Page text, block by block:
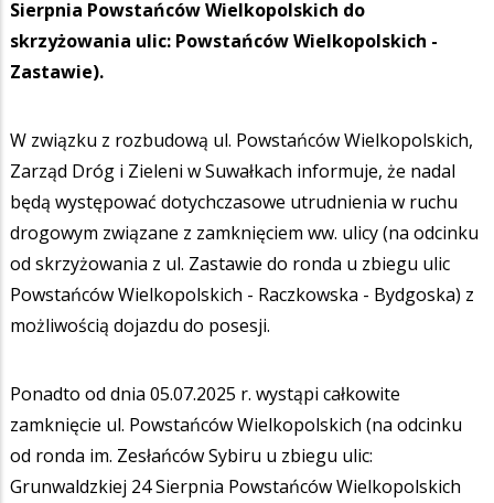
Sierpnia Powstańców Wielkopolskich do
skrzyżowania ulic: Powstańców Wielkopolskich -
Zastawie).
W związku z rozbudową ul. Powstańców Wielkopolskich,
Zarząd Dróg i Zieleni w Suwałkach informuje, że nadal
będą występować dotychczasowe utrudnienia w ruchu
drogowym związane z zamknięciem ww. ulicy (na odcinku
od skrzyżowania z ul. Zastawie do ronda u zbiegu ulic
Powstańców Wielkopolskich - Raczkowska - Bydgoska) z
możliwością dojazdu do posesji.
Ponadto od dnia 05.07.2025 r. wystąpi całkowite
zamknięcie ul. Powstańców Wielkopolskich (na odcinku
od ronda im. Zesłańców Sybiru u zbiegu ulic:
Grunwaldzkiej 24 Sierpnia Powstańców Wielkopolskich